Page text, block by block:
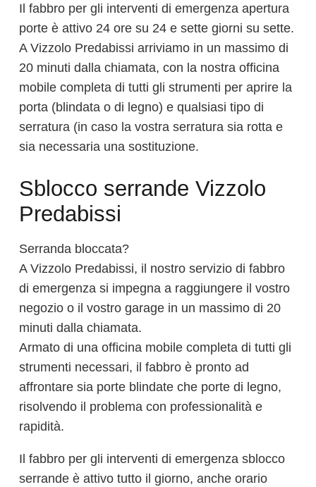
Il fabbro per gli interventi di emergenza apertura
porte è attivo 24 ore su 24 e sette giorni su sette.
A Vizzolo Predabissi arriviamo in un massimo di
20 minuti dalla chiamata, con la nostra officina
mobile completa di tutti gli strumenti per aprire la
porta (blindata o di legno) e qualsiasi tipo di
serratura (in caso la vostra serratura sia rotta e
sia necessaria una sostituzione.
Sblocco serrande Vizzolo
Predabissi
Serranda bloccata?
A Vizzolo Predabissi, il nostro servizio di fabbro
di emergenza si impegna a raggiungere il vostro
negozio o il vostro garage in un massimo di 20
minuti dalla chiamata.
Armato di una officina mobile completa di tutti gli
strumenti necessari, il fabbro è pronto ad
affrontare sia porte blindate che porte di legno,
risolvendo il problema con professionalità e
rapidità.
Il fabbro per gli interventi di emergenza sblocco
serrande è attivo tutto il giorno, anche orario